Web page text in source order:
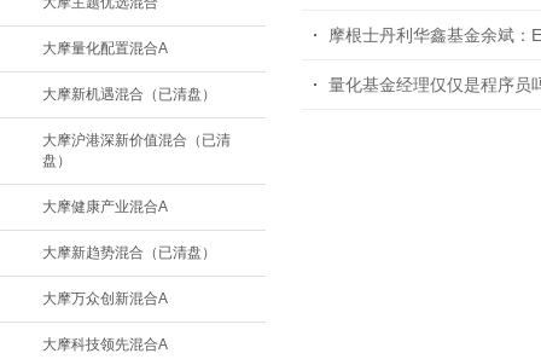
大摩量化配置混合A
大摩新机遇混合（已清盘）
大摩沪港深新价值混合（已清
盘）
大摩健康产业混合A
大摩新趋势混合（已清盘）
大摩万众创新混合A
大摩科技领先混合A
摩根士丹利华鑫基金余斌：
量化基金经理仅仅是程序员